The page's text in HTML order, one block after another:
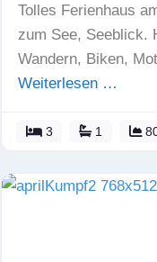
Tolles Ferienhaus
zum See, Seeblick.
Wandern, Biken,
Weiterlesen …
3 1